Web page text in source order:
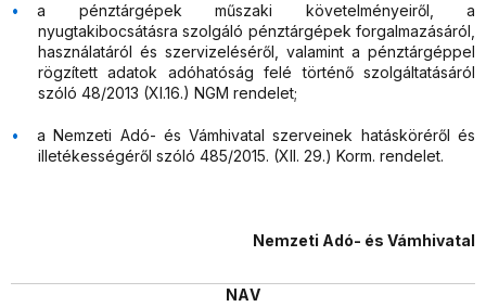
a pénztárgépek műszaki követelményeiről, a
nyugtakibocsátásra szolgáló pénztárgépek forgalmazásáról,
használatáról és szervizeléséről, valamint a pénztárgéppel
rögzített adatok adóhatóság felé történő szolgáltatásáról
szóló 48/2013 (XI.16.) NGM rendelet;
a Nemzeti Adó- és Vámhivatal szerveinek hatásköréről és
illetékességéről szóló 485/2015. (XII. 29.) Korm. rendelet.
Nemzeti Adó- és Vámhivatal
NAV